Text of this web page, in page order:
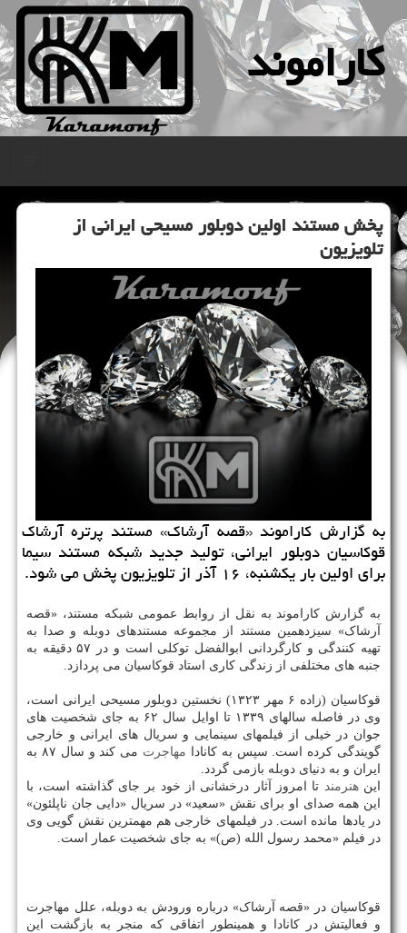
كاراموند
پخش مستند اولین دوبلور مسیحی ایرانی از
تلویزیون
به گزارش کاراموند «قصه آرشاک» مستند پرتره آرشاک
قوکاسیان دوبلور ایرانی، تولید جدید شبکه مستند سیما
برای اولین بار یکشنبه، ۱۶ آذر از تلویزیون پخش می شود.
به گزارش کاراموند به نقل از روابط عمومی شبکه مستند، «قصه
آرشاک» سیزدهمین مستند از مجموعه مستندهای دوبله و صدا به
تهیه کنندگی و کارگردانی ابوالفضل توکلی است و در ۵۷ دقیقه به
جنبه های مختلفی از زندگی کاری استاد قوکاسیان می پردازد.
قوکاسیان (زاده ۶ مهر ۱۳۲۳) نخستین دوبلور مسیحی ایرانی است،
وی در فاصله سالهای ۱۳۳۹ تا اوایل سال ۶۲ به جای شخصیت های
جوان در خیلی از فیلمهای سینمایی و سریال های ایرانی و خارجی
گویندگی کرده است. سپس به کانادا مهاجرت
می کند و سال ۸۷ به
ایران و به دنیای دوبله بازمی گردد.
اینهنرمند تا امروز آثار درخشانی از خود بر جای گذاشته است، با
این همه صدای او برای نقش «سعید» در سریال «دایی جان ناپلئون»
در یادها مانده است. در فیلمهای خارجی هم مهمترین نقش گویی وی
در فیلم «محمد رسول الله (ص)» به جای شخصیت عمار است.
قوکاسیان در «قصه آرشاک» درباره ورودش به دوبله، علل مهاجرت
و فعالیتش در کانادا و همینطور اتفاقی که منجر به بازگشت این